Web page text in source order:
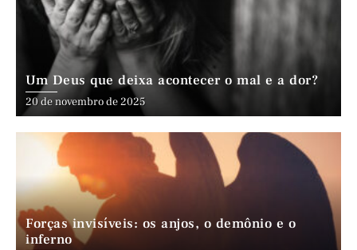
Um Deus que deixa acontecer o mal e a dor?
20 de novembro de 2025
Forças invisíveis: os anjos, o demônio e o
inferno